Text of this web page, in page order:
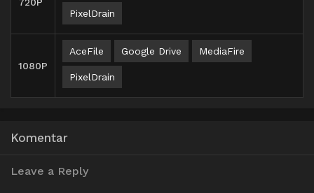
PixelDrain
1080P
AceFile Google Drive MediaFire
PixelDrain
Komentar
Leave a Reply